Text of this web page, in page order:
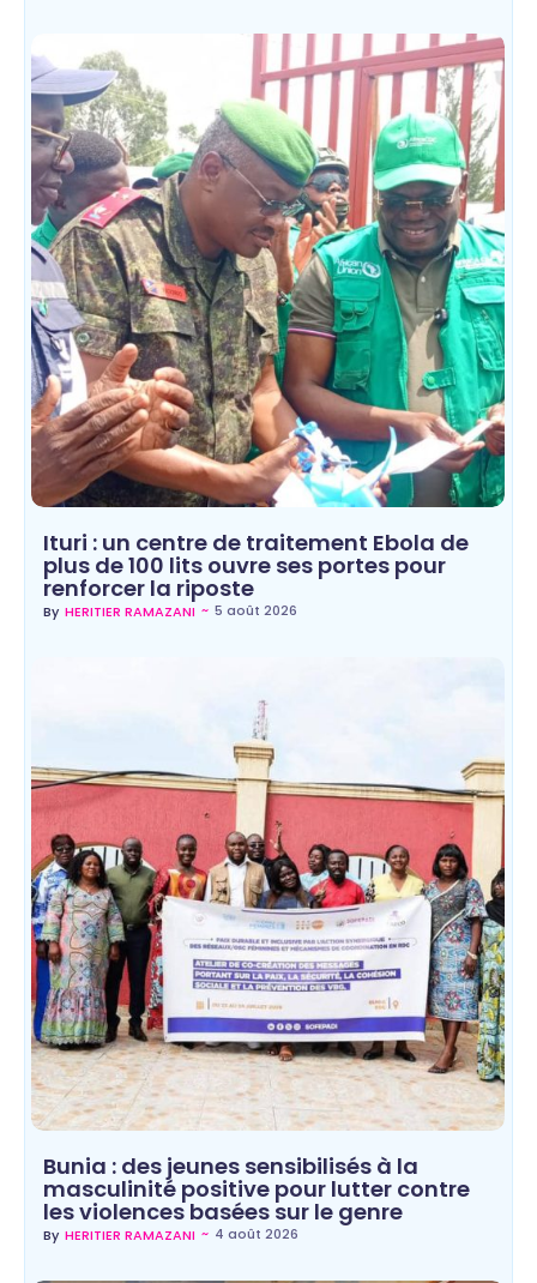
Ituri : un centre de traitement Ebola de
plus de 100 lits ouvre ses portes pour
renforcer la riposte
By HERITIER RAMAZANI ~ 5 août 2026
Bunia : des jeunes sensibilisés à la
masculinité positive pour lutter contre
les violences basées sur le genre
By HERITIER RAMAZANI ~ 4 août 2026